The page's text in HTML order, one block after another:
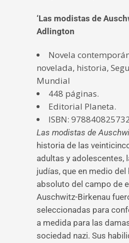
‘Las modistas de
Adlington​​​​​​​
Novela
novelada, historia,
Mundial
448 páginas.
Editorial Planeta.
ISBN:
Las modistas de
historia de las
adultas y adolescentes,
judías, que en medio del
absoluto del campo de
Auschwitz-Birkenau
seleccionadas para
a medida para las
sociedad nazi. Sus